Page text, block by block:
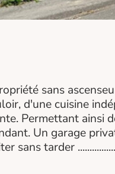
sans
d'une cuisine
Permettant ainsi
Un garage
sans tarder